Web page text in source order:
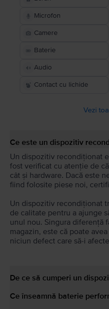
Microfon
Camere
Baterie
Audio
Contact cu lichide
Vezi
Ce este un dispozitiv
Un dispozitiv recondiționat
fost verificat cu atenție de
cât și hardware. Dacă este
fiind folosite piese noi,
Un dispozitiv recondiționat
de calitate pentru a ajunge
unul nou. Singura diferență
magazin, este că poate
niciun defect care să-i
De ce să cumperi un
Ce înseamnă baterie